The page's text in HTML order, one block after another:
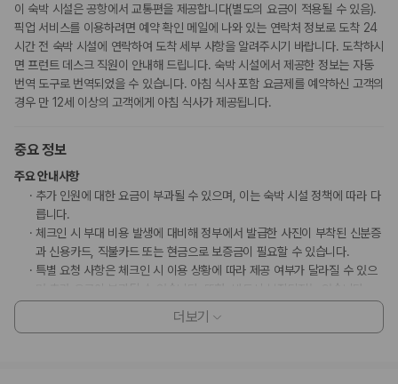
이 숙박 시설은 공항에서 교통편을 제공합니다(별도의 요금이 적용될 수 있음).
픽업 서비스를 이용하려면 예약 확인 메일에 나와 있는 연락처 정보로 도착 24
시간 전 숙박 시설에 연락하여 도착 세부 사항을 알려주시기 바랍니다. 도착하시
면 프런트 데스크 직원이 안내해 드립니다. 숙박 시설에서 제공한 정보는 자동
번역 도구로 번역되었을 수 있습니다. 아침 식사 포함 요금제를 예약하신 고객의
경우 만 12세 이상의 고객에게 아침 식사가 제공됩니다.
중요 정보
주요 안내사항
추가 인원에 대한 요금이 부과될 수 있으며, 이는 숙박 시설 정책에 따라 다
릅니다.
체크인 시 부대 비용 발생에 대비해 정부에서 발급한 사진이 부착된 신분증
과 신용카드, 직불카드 또는 현금으로 보증금이 필요할 수 있습니다.
특별 요청 사항은 체크인 시 이용 상황에 따라 제공 여부가 달라질 수 있으
이 숙박 시설에서 사용 가능한 결제 수단은 신용카드, 직불카드, 현금입니
더보기